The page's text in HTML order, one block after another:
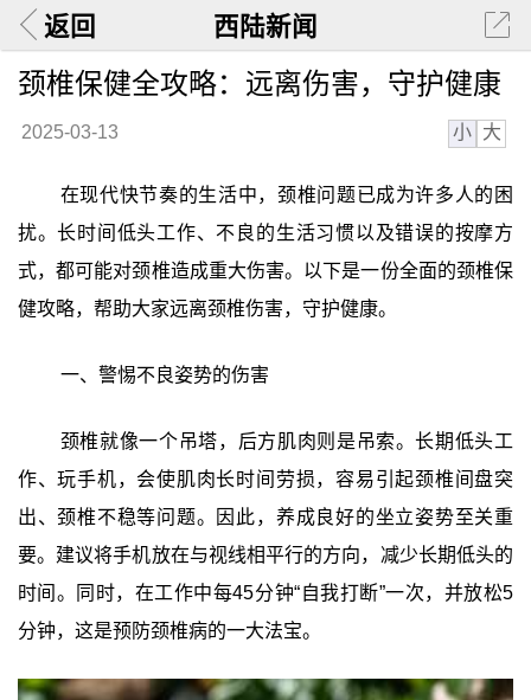
返回 西陆新闻
颈椎保健全攻略：远离伤害，守护健康
2025-03-13 小 大
在现代快节奏的生活中，颈椎问题已成为许多人的困
扰。长时间低头工作、不良的生活习惯以及错误的按摩方
式，都可能对颈椎造成重大伤害。以下是一份全面的颈椎保
健攻略，帮助大家远离颈椎伤害，守护健康。
一、警惕不良姿势的伤害
颈椎就像一个吊塔，后方肌肉则是吊索。长期低头工
作、玩手机，会使肌肉长时间劳损，容易引起颈椎间盘突
出、颈椎不稳等问题。因此，养成良好的坐立姿势至关重
要。建议将手机放在与视线相平行的方向，减少长期低头的
时间。同时，在工作中每45分钟“自我打断”一次，并放松5
分钟，这是预防颈椎病的一大法宝。